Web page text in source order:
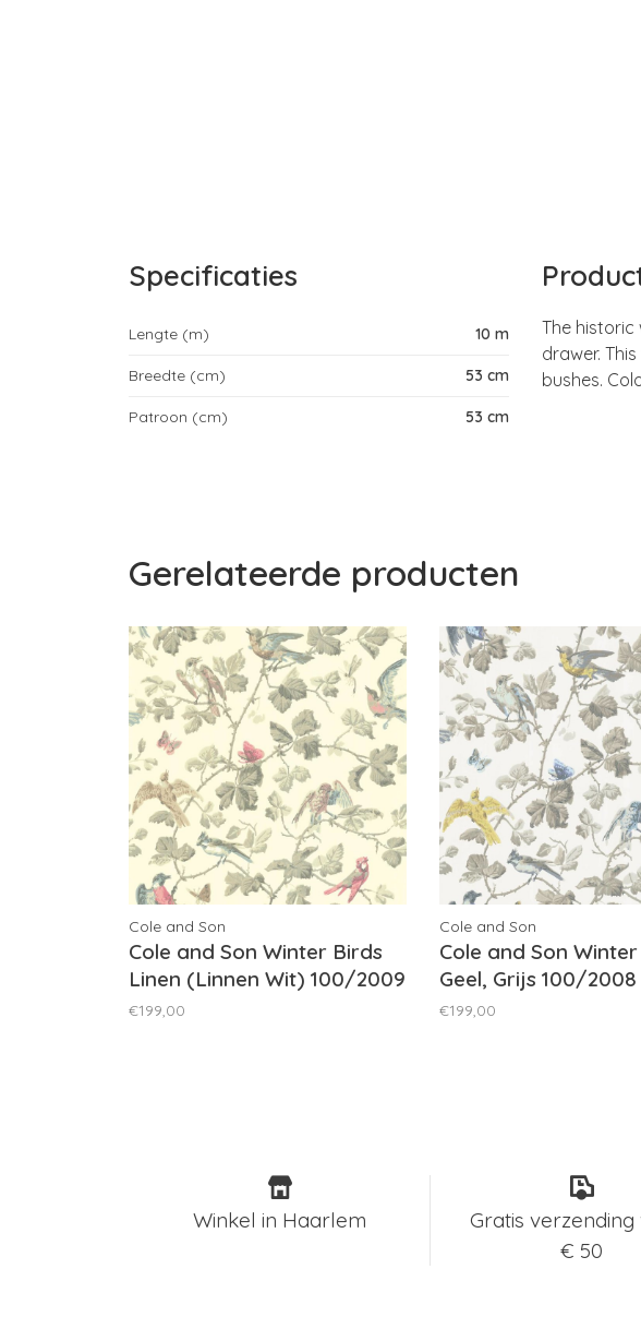
Specificaties
Lengte (m) 10 m
Breedte (cm) 53 cm
Patroon (cm) 53 cm
The
drawer.
bushes.
Gerelateerde producten
Cole and Son
Cole and Son Winter Birds
Linen (Linnen Wit) 100/2009
€199,00
Cole and Son
Cole and Son
Geel, Grijs 100/2008
€199,00
Winkel in Haarlem
Gratis
€ 50